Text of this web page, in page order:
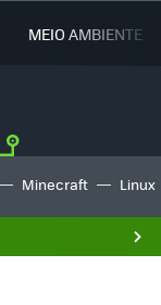
MEIO AMBIENTE
Minecraft Linux